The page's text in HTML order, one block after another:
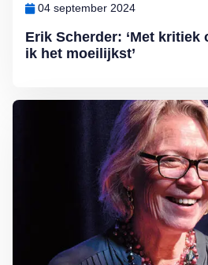
Erik Scherder: ‘Met kritiek
ik het moeilijkst’
04 september 2024
Lees meer over Winnie Sorgdrager: